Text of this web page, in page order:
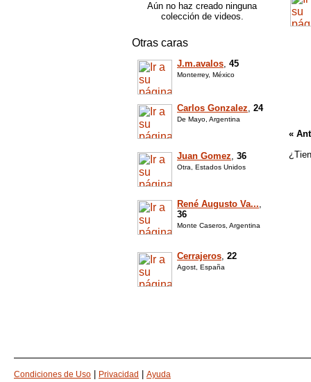
Aún no haz creado ninguna
colección de videos.
Otras caras
J.m.avalos, 45
Monterrey, México
Carlos Gonzalez, 24
De Mayo, Argentina
Juan Gomez, 36
Otra, Estados Unidos
René Augusto Va...,
36
Monte Caseros, Argentina
Cerrajeros, 22
Agost, España
«
Condiciones de Uso Privacidad Ayuda